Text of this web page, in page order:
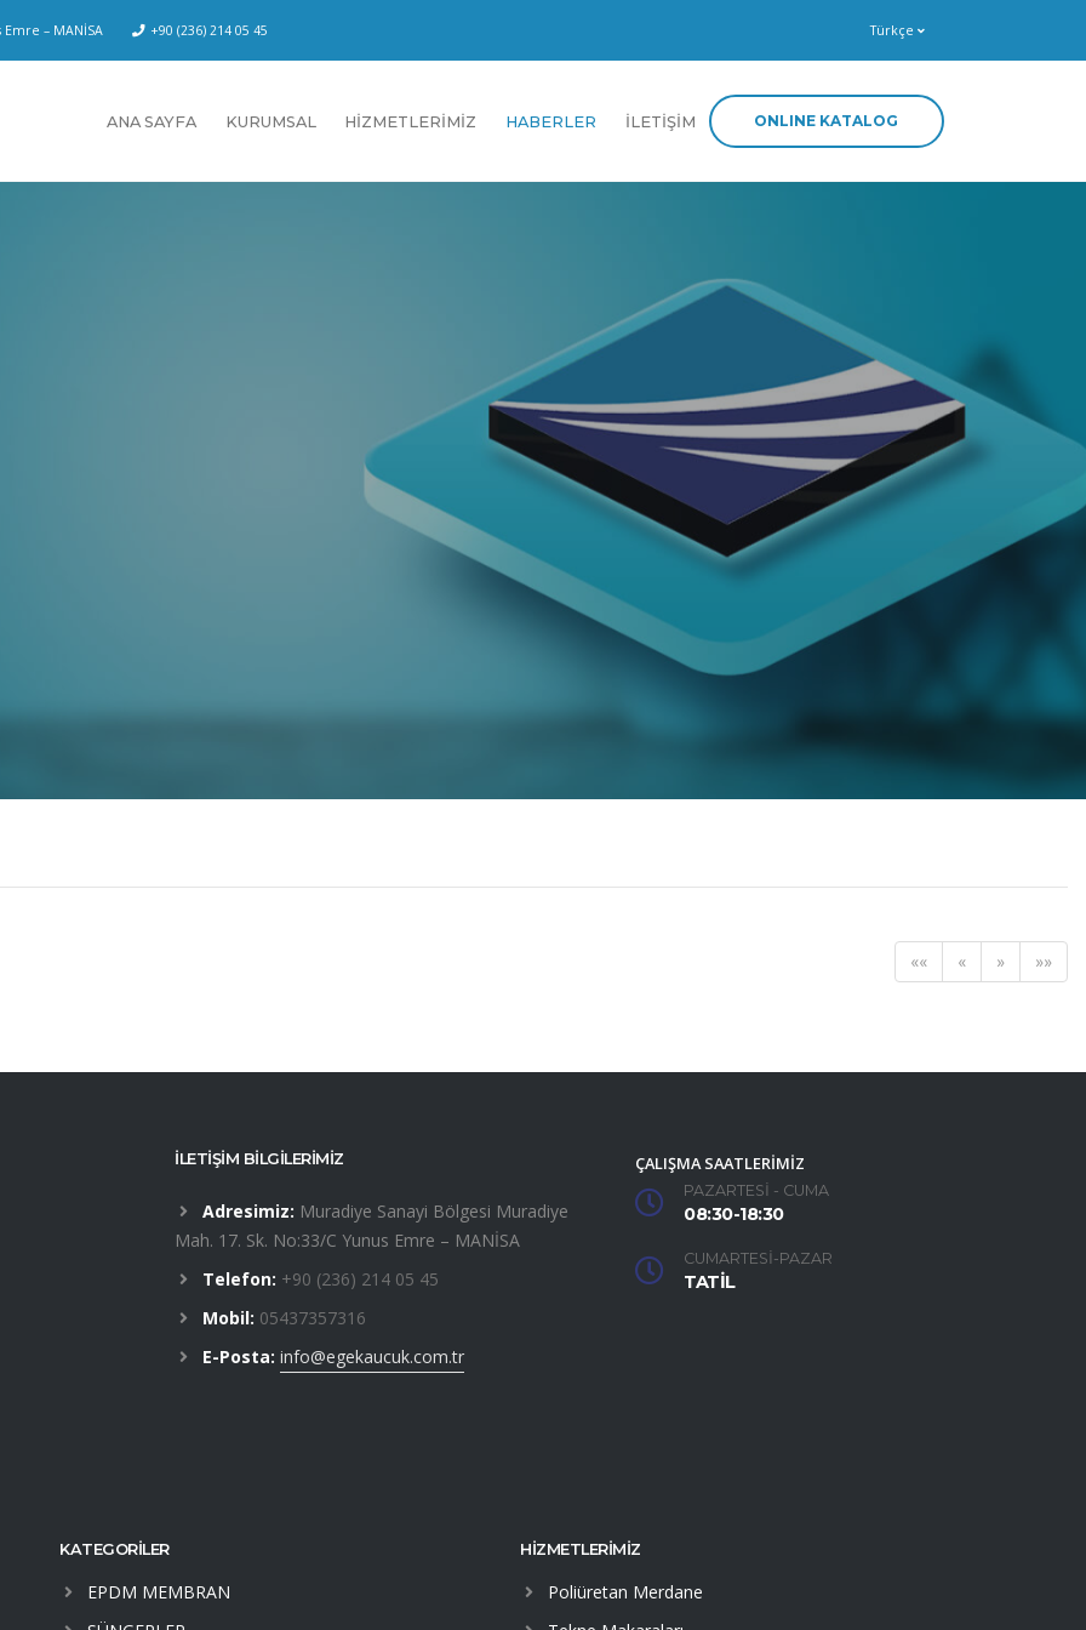
– MANİSA +90 (236) 214 05 45 Türkçe
ANA SAYFA KURUMSAL HİZMETLERİMİZ HABERLER İLETİŞİM ONLINE KATALOG
«« « » »»
İLETİŞİM BİLGİLERİMİZ
Adresimiz: Muradiye Sanayi Bölgesi Muradiye
Mah. 17. Sk. No:33/C Yunus Emre – MANİSA
Telefon: +90 (236) 214 05 45
Mobil: 05437357316
E-Posta: info@egekaucuk.com.tr
ÇALIŞMA SAATLERİMİZ
PAZARTESİ - CUMA
08:30-18:30
CUMARTESİ-PAZAR
TATİL
KATEGORİLER
EPDM MEMBRAN
HİZMETLERİMİZ
Poliüretan Merdane